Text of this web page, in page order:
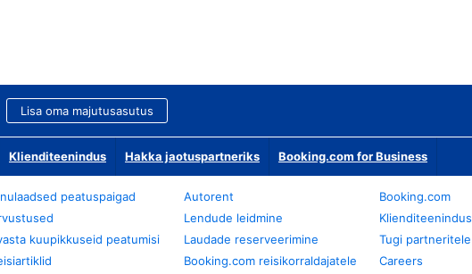
Lisa oma majutusasutus
Klienditeenindus Hakka jaotuspartneriks Booking.com for Business
peatuspaigad
kuupikkuseid peatumisi
Autorent
Lendude leidmine
Laudade reserveerimine
Booking.com reisikorraldajatele
Booking.com
Klienditeenindus
Tugi partneritele
Careers